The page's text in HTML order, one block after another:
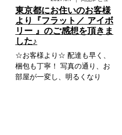
東京都にお住いのお客様
より『フラット／ アイボ
リー 』のご感想を頂きま
した♪
☆お客様より☆ 配達も早く、
梱包も丁寧！ 写真の通り、お
部屋が一変し、明るくなり